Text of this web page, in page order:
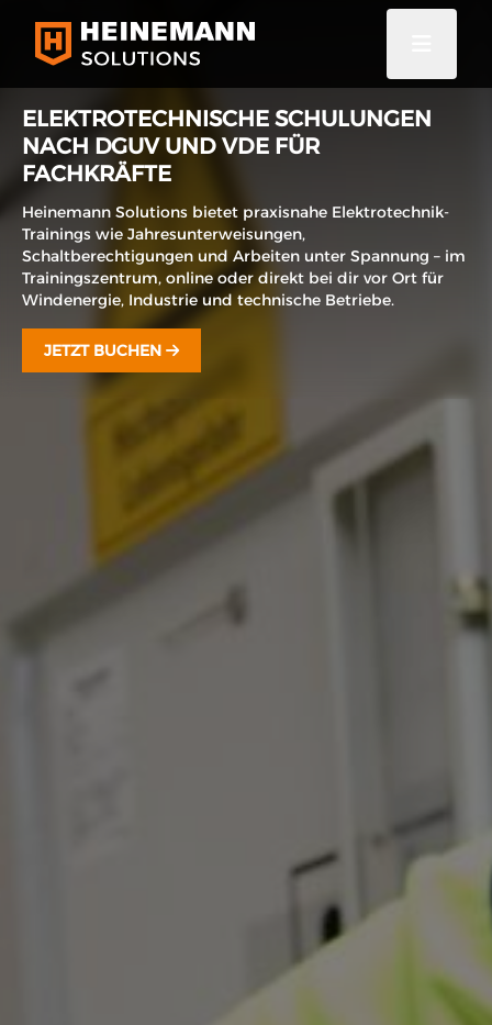
ELEKTROTECHNISCHE SCHULUNGEN
NACH DGUV UND VDE FÜR
FACHKRÄFTE
Heinemann Solutions bietet praxisnahe Elektrotechnik-
Trainings wie Jahresunterweisungen,
Schaltberechtigungen und Arbeiten unter Spannung – im
Trainingszentrum, online oder direkt bei dir vor Ort für
Windenergie, Industrie und technische Betriebe.
JETZT BUCHEN